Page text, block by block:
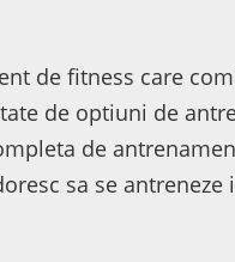
de fitness care
de optiuni de
de
sa se antreneze